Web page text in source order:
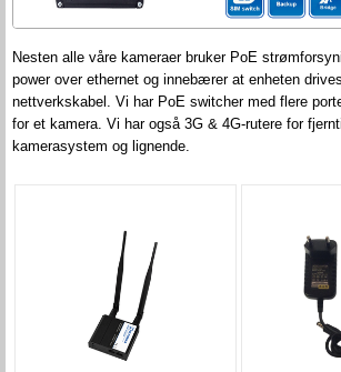
Nesten alle våre kameraer bruker PoE
power over ethernet og innebærer at enheten
nettverkskabel. Vi har PoE switcher med flere
for et kamera. Vi har også 3G & 4G-rutere for
kamerasystem og lignende.